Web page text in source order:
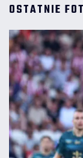
OSTATNIE